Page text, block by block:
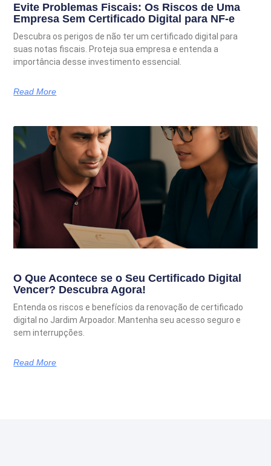
Evite Problemas Fiscais: Os Riscos de Uma
Empresa Sem Certificado Digital para NF-e
Descubra os perigos de não ter um certificado digital para
suas notas fiscais. Proteja sua empresa e entenda a
importância desse investimento essencial.
Read More
O Que Acontece se o Seu Certificado Digital
Vencer? Descubra Agora!
Entenda os riscos e benefícios da renovação de certificado
digital no Jardim Arpoador. Mantenha seu acesso seguro e
sem interrupções.
Read More